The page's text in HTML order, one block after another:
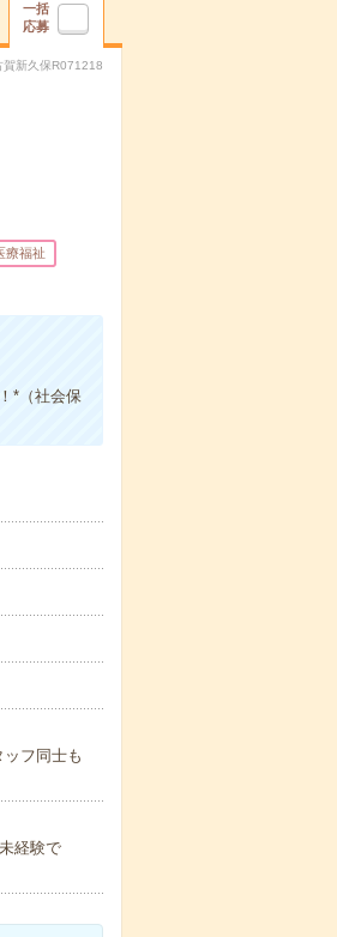
一括
応募
賀新久保R071218
療福祉
*（社会保
フ同士も
経験で